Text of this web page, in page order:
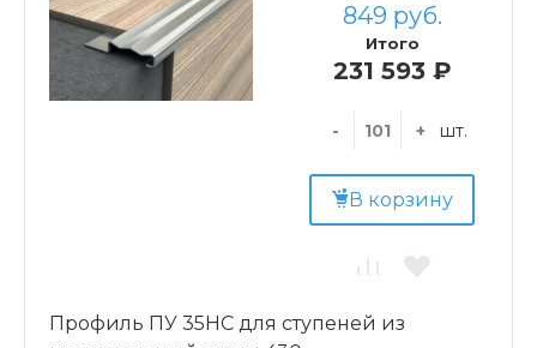
849 руб.
Итого
231 593 ₽
- + шт.
В корзину
Профиль ПУ 35НС для ступеней из